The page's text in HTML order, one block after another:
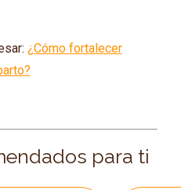
¿Cómo fortalecer
para ti